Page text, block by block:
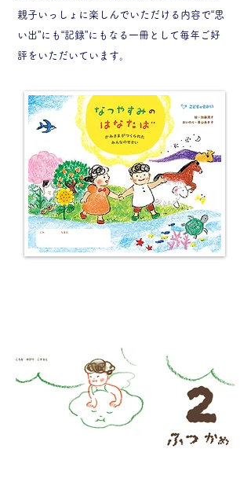
親子いっしょに楽しんでいただける内容で“思
い出”にも“記録”にもなる一冊として毎年ご好
評をいただいています。